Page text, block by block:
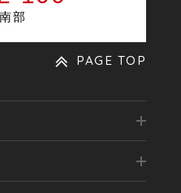
部
PAGE TOP